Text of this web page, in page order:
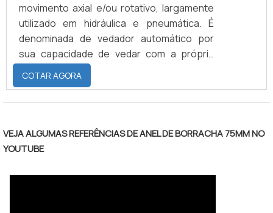
movimento axial e/ou rotativo, largamente
utilizado em hidráulica e pneumática. É
denominada de vedador automático por
sua capacidade de vedar com a própria
pressão a parede do cilindro da haste ou do
êmbolo. Podendo ser fabricado de
diversos materiais e dependendo da
cada situação há um modelo adequado à
aplicação.
COTAR AGORA
VEJA ALGUMAS REFERÊNCIAS DE ANEL DE BORRACHA 75MM NO
YOUTUBE